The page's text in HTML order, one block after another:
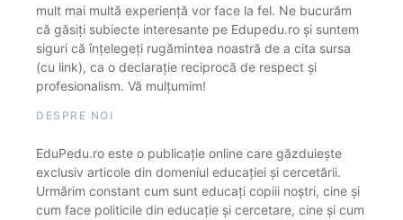
mult mai multă experiență vor face la fel. Ne bucurăm
că găsiți subiecte interesante pe Edupedu.ro și suntem
siguri că înțelegeți rugămintea noastră de a cita sursa
(cu link), ca o declarație reciprocă de respect și
profesionalism. Vă mulțumim!
DESPRE NOI
EduPedu.ro este o publicație online care găzduiește
exclusiv articole din domeniul educației și cercetării.
Urmărim constant cum sunt educați copiii noștri, cine și
cum face politicile din educație și cercetare, cine și cum